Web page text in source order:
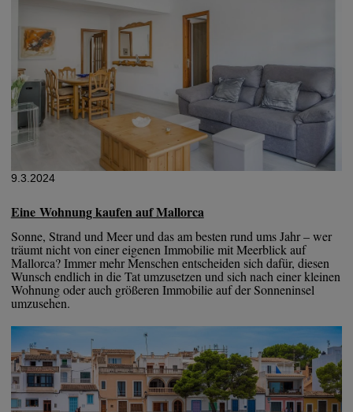
9.3.2024
Eine Wohnung kaufen auf Mallorca
Sonne, Strand und Meer und das am besten rund ums Jahr – wer
träumt nicht von einer eigenen Immobilie mit Meerblick auf
Mallorca? Immer mehr Menschen entscheiden sich dafür, diesen
Wunsch endlich in die Tat umzusetzen und sich nach einer kleinen
Wohnung oder auch größeren Immobilie auf der Sonneninsel
umzusehen.